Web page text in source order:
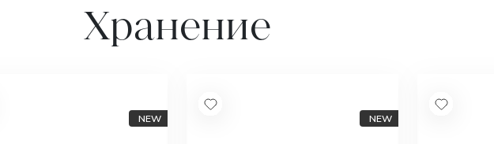
Хранение